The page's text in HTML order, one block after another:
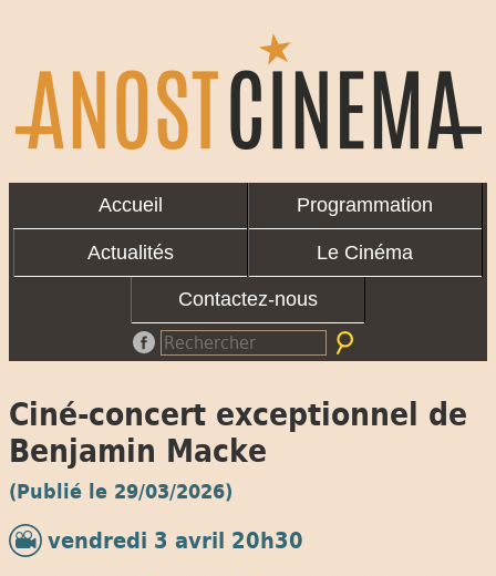
Accueil Programmation
Actualités Le Cinéma
Contactez-nous
Ciné-concert exceptionnel de
Benjamin Macke
(Publié le 29/03/2026)
vendredi 3 avril 20h30